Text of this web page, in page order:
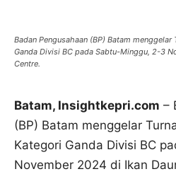
Badan Pengusahaan (BP) Batam menggelar
Ganda Divisi BC pada Sabtu-Minggu, 2-3
Centre.
Batam, Insightkepri.com –
(BP) Batam menggelar
Kategori Ganda Divisi BC
November 2024 di Ikan